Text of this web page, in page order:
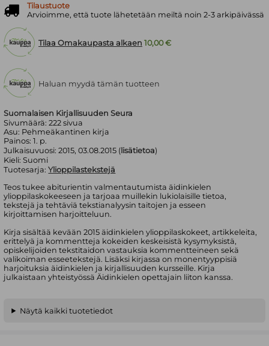
Suomalaisen Kirjallisuuden Seura
Sivumäärä:222 sivua
Asu: Pehmeäkantinen kirja
Painos:1. p.
Julkaisuvuosi:2015, 03.08.2015 ( lisätietoa)
Kieli:Suomi
Tuotesarja: Ylioppilastekstejä
Teos tukee abiturientin valmentautumista äidinkielen
ylioppilaskokeeseen ja tarjoaa muillekin lukiolaisille tietoa,
tekstejä ja tehtäviä tekstianalyysin taitojen ja esseen
kirjoittamisen harjoitteluun.
Kirja sisältää kevään 2015 äidinkielen ylioppilaskokeet, artikkeleita,
erittelyä ja kommentteja kokeiden keskeisistä kysymyksistä,
opiskelijoiden tekstitaidon vastauksia kommentteineen sekä
valikoiman esseetekstejä. Lisäksi kirjassa on monentyyppisiä
harjoituksia äidinkielen ja kirjallisuuden kursseille. Kirja
julkaistaan yhteistyössä Äidinkielen opettajain liiton kanssa.
Tilaustuote
Arvioimme, että tuote lähetetään meiltä noin 2-3 arkipäivässä
Tilaa Omakaupasta alkaen 10,00 €
Haluan myydä tämän tuotteen
Näytä kaikki tuotetiedot